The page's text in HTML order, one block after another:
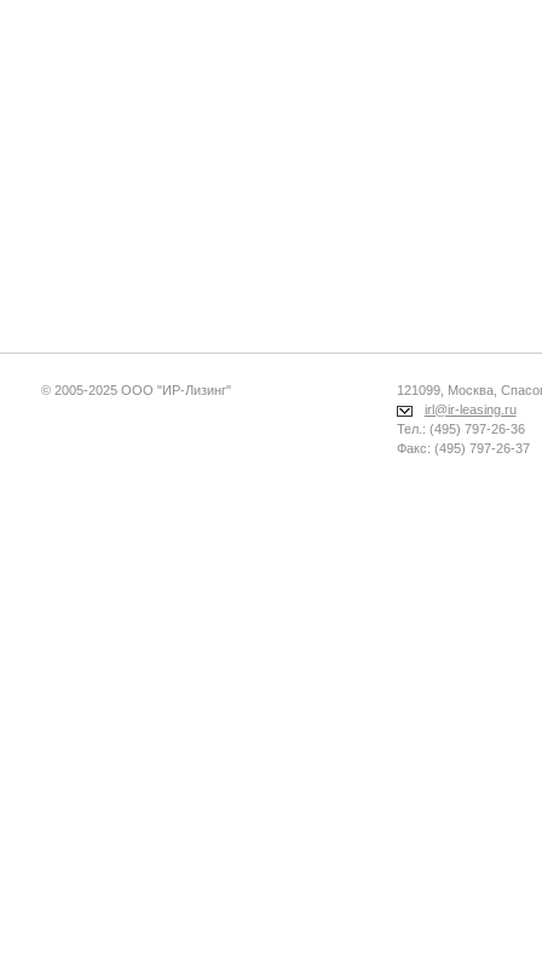
© 2005-2025 ООО "ИР-Лизинг"
121099, Москва,
irl@ir-leasing.ru
Тел.: (495) 797-26-36
Факс: (495) 797-26-37